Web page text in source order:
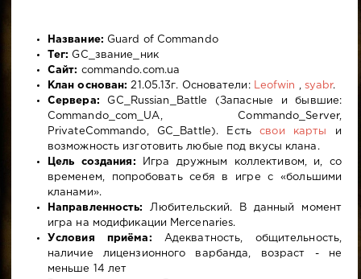
Название: Guard of Commando
Тег: GC_звание_ник
Сайт: commando.com.ua
Клан основан: 21.05.13г. Основатели: Leofwin syabr.
Сервера: GC_Russian_Battle (Запасные и бывшие:
Commando_com_UA, Commando_Server,
PrivateCommando, GC_Battle). Естьсвои карты и
возможность изготовить любые под вкусы клана.
Цель создания: Игра дружным коллективом, и, со
временем, попробовать себя в игре с «большими
кланами».
Направленность:
Любительский. В данный момент
игра на модификации Mercenaries.
Условия приёма: Адекватность, общительность,
наличие лицензионного варбанда, возраст - не
меньше 14 лет